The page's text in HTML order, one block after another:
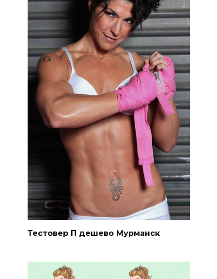
Тестовер П дешево Мурманск